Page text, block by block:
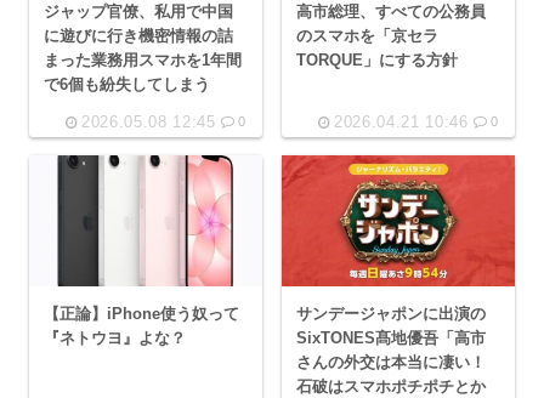
ジャップ官僚、私用で中国
に遊びに行き機密情報の詰
まった業務用スマホを1年間
で6個も紛失してしまう
2026.05.08 12:45 0
高市総理、すべての公務員
のスマホを「京セラ
TORQUE」にする方針
2026.04.21 10:46 0
【正論】iPhone使う奴って
『ネトウヨ』よな？
サンデージャポンに出演の
SixTONES髙地優吾「高市
さんの外交は本当に凄い！
石破はスマホポチポチとか